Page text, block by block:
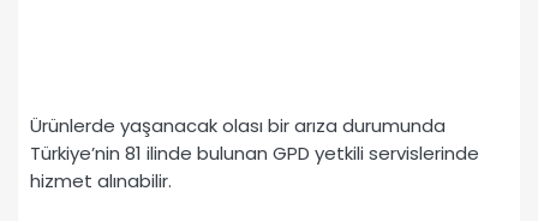
Ürünlerde yaşanacak olası bir arıza durumunda
Türkiye’nin 81 ilinde bulunan GPD yetkili servislerinde
hizmet alınabilir.